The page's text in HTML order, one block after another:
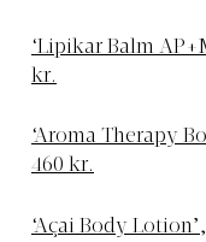
‘Lipikar Balm
kr.
‘Aroma Therapy
460 kr.
‘Açai Body